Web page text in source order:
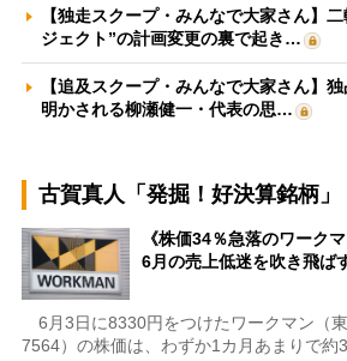
【独走スクープ・みんなで大家さん】
ジェクト”の計画変更の裏で起き…
【追及スクープ・みんなで大家さん】
明かされる柳瀬健一・代表の思…
古賀真人「発掘！好決算銘柄」
《株価34％急落のワーク
6月の売上低迷を吹き飛ば
6月3日に8330円をつけたワークマン（東
7564）の株価は、わずか1カ月あまりで